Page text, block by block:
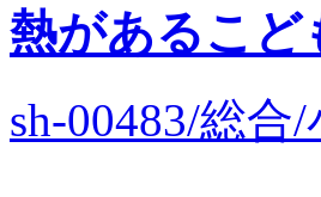
熱があるこど
sh-00483/総